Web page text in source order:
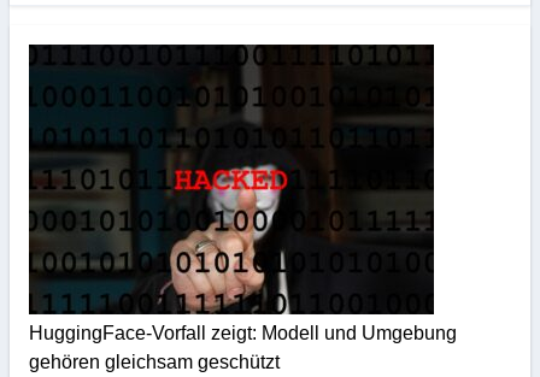
HuggingFace-Vorfall zeigt: Modell und Umgebung
gehören gleichsam geschützt